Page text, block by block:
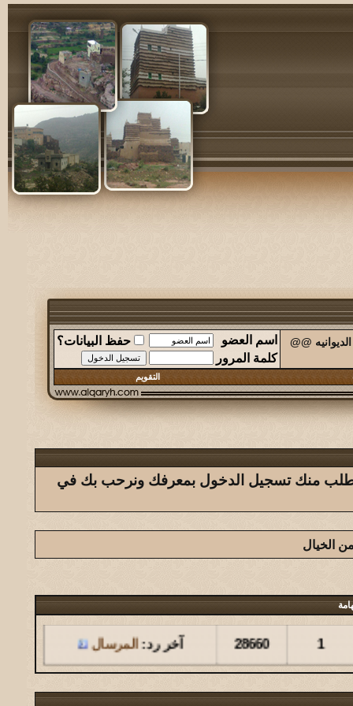
@@ اسم العضو
حفظ البيانات؟
كلمة المرور
التقويم
يتطلب منك تسجيل الدخول بمعرفك ونرحب بك في
الخيال
مشاركات المشاهدات آخر مشاركة
1
28660 آخر رد:المرسال
مشاركات المشاهدات آخر مشاركة
126
146285 آخر رد:المشرقي